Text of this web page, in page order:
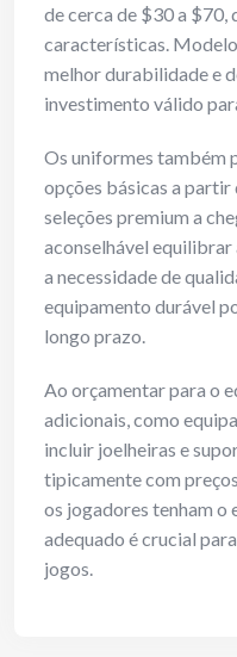
de cerca de $30 a $70,
características.
melhor durabilidade e
investimento válido
Os uniformes também
opções básicas a partir
seleções premium a
aconselhável
a necessidade de
equipamento durável
longo prazo.
Ao orçamentar para o
adicionais, como
incluir joelheiras e
tipicamente com
os jogadores tenham o
adequado é crucial
jogos.